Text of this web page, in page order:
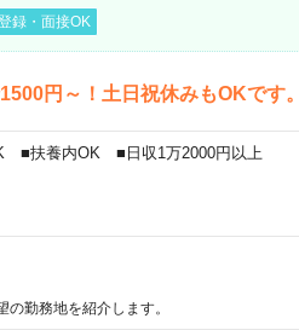
録・面接OK
円～！土日祝休みもOKです。
■扶養内OK ■日収1万2000円以上
勤務地を紹介します。